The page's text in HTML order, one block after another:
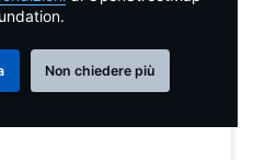
Non chiedere più